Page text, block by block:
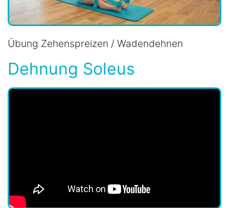
Übung Zehenspreizen / Wadendehnen
Dehnung Soleus